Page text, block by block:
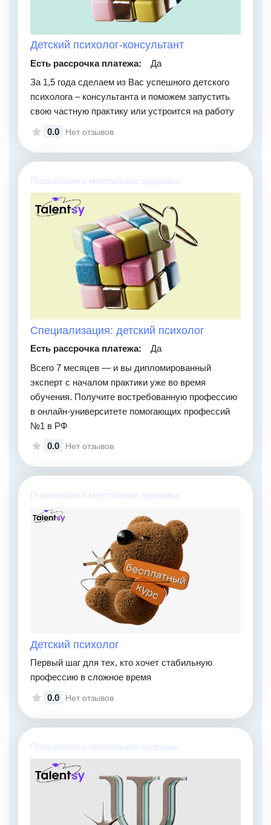
Детский психолог-консультант
Есть рассрочка платежа:
Да
За 1,5 года сделаем из Вас успешного детского
психолога – консультанта и поможем запустить
свою частную практику или устроится на работу
0.0
Нет отзывов
Психология и ментальное здоровье
Специализация: детский психолог
Есть рассрочка платежа:
Да
Всего 7 месяцев — и вы дипломированный
эксперт с началом практики уже во время
обучения. Получите востребованную профессию
в онлайн-университете помогающих профессий
№1 в РФ
0.0
Нет отзывов
Психология и ментальное здоровье
Детский психолог
Первый шаг для тех, кто хочет стабильную
профессию в сложное время
0.0
Нет отзывов
Психология и ментальное здоровье